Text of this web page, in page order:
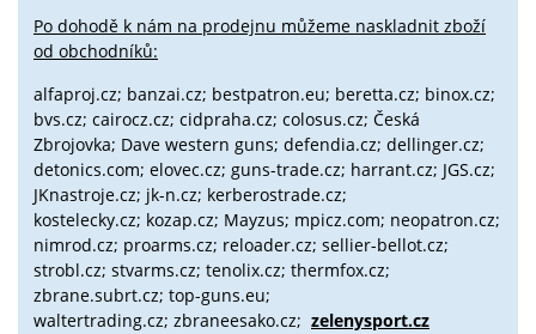
Po dohodě k nám na prodejnu můžeme naskladnit zboží
od obchodníků:
alfaproj.cz; banzai.cz; bestpatron.eu; beretta.cz; binox.cz;
bvs.cz; cairocz.cz; cidpraha.cz; colosus.cz; Česká
Zbrojovka; Dave western guns; defendia.cz; dellinger.cz;
detonics.com; elovec.cz; guns-trade.cz; harrant.cz; JGS.cz;
JKnastroje.cz; jk-n.cz; kerberostrade.cz;
kostelecky.cz; kozap.cz; Mayzus; mpicz.com; neopatron.cz;
nimrod.cz; proarms.cz; reloader.cz; sellier-bellot.cz;
strobl.cz; stvarms.cz; tenolix.cz; thermfox.cz;
zbrane.subrt.cz; top-guns.eu;
waltertrading.cz; zbraneesako.cz; zelenysport.cz